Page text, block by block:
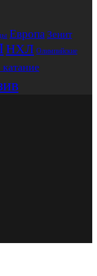
Европа Зенит
НХЛ Олимпийские